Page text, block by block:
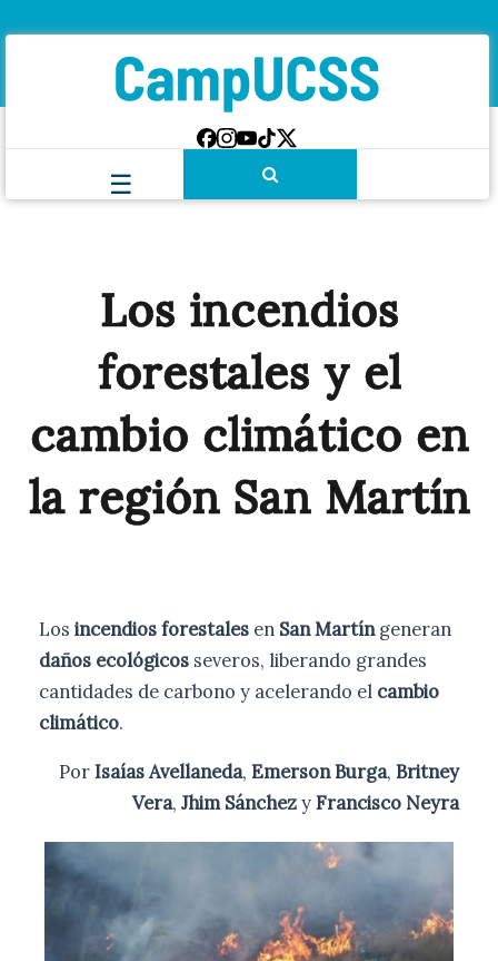
Los incendios
forestales y el
cambio climático en
la región San Martín
Los incendios forestales en San Martíngeneran
daños ecológicos severos, liberando grandes
cantidades de carbono y acelerando el cambio
climático.
PorIsaías Avellaneda, Emerson Burga, Britney
Vera, Jhim SánchezyFrancisco Neyra